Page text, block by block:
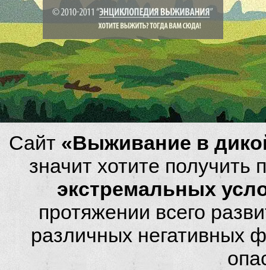
Сайт «Выживание в
значит хотите
экстремальных
протяжении всего
различных негативных